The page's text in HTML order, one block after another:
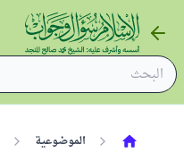
الموضوعية